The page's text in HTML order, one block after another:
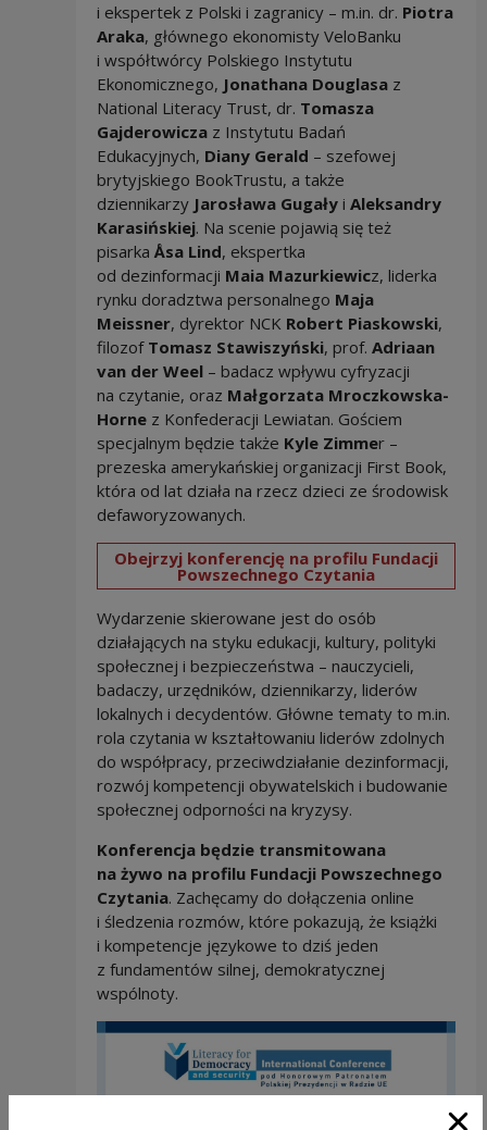
i ekspertek z Polski i zagranicy – m.in. dr. Piotra
Araka, głównego ekonomisty VeloBanku
i współtwórcy Polskiego Instytutu
Ekonomicznego, Jonathana Douglasaz
National Literacy Trust, dr. Tomasza
Gajderowiczaz Instytutu Badań
Edukacyjnych, Diany Gerald – szefowej
brytyjskiego BookTrustu, a także
dziennikarzy Jarosława Gugałyi Aleksandry
Karasińskiej. Na scenie pojawią się też
pisarka Åsa Lind, ekspertka
od dezinformacji Maia Mazurkiewicz, liderka
rynku doradztwa personalnego Maja
Meissner, dyrektor NCK Robert Piaskowski,
filozof Tomasz Stawiszyński, prof. Adriaan
van der Weel– badacz wpływu cyfryzacji
na czytanie, oraz Małgorzata Mroczkowska-
Hornez Konfederacji Lewiatan. Gościem
specjalnym będzie także Kyle Zimmer –
prezeska amerykańskiej organizacji First Book,
która od lat działa na rzecz dzieci ze środowisk
defaworyzowanych.
Obejrzyj konferencję na profilu Fundacji
Powszechnego Czytania
Wydarzenie skierowane jest do osób
działających na styku edukacji, kultury, polityki
społecznej i bezpieczeństwa – nauczycieli,
badaczy, urzędników, dziennikarzy, liderów
lokalnych i decydentów. Główne tematy to m.in.
rola czytania w kształtowaniu liderów zdolnych
do współpracy, przeciwdziałanie dezinformacji,
rozwój kompetencji obywatelskich i budowanie
społecznej odporności na kryzysy.
Konferencja będzie transmitowana
na żywo na profilu Fundacji Powszechnego
Czytania. Zachęcamy do dołączenia online
i śledzenia rozmów, które pokazują, że książki
i kompetencje językowe to dziś jeden
z fundamentów silnej, demokratycznej
wspólnoty.